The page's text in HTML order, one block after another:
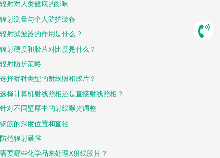
辐射对人类健康的影响
辐射测量与个人防护装备
辐射滤波器的作用是什么？
辐射硬度和胶片对比度是什么？
辐射防护策略
选择哪种类型的射线照相胶片？
选择计算机射线照相还是直接射线照相？
针对不同壁厚中的射线曝光调整
钢筋的深度位置和直径
防范辐射暴露
需要哪些化学品来处理X射线胶片？